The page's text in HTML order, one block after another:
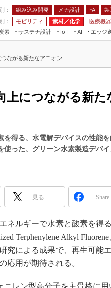
： 組み込み開発 メカ設計 FA 製
：
モビリティ 素材／化学 医療機器
素
サステナ設計
IoT
AI
エッジ
JIMTOF
IIFES
TECHNO-FRONTIER
EdgeTech+
日本ものづくりワールド
AUTOMOTIVE WORLD
産業オープンネット展
VR／AR
フィールドサー
組み込み画像
組み込みモデリ
ISO26262
3Dプリンタ
デジタルツイン
FA
モビリ
ながる新たなアニオン...
上につながる新
得る、水電解デバイスの性能
使った、グリーン水素製造デバ
見る Share
ネルギーで水素と酸素を得
Terphenylene Alkyl
究による成果で、再生可能
応用が期待される。
レン型高分子を主骨格に用